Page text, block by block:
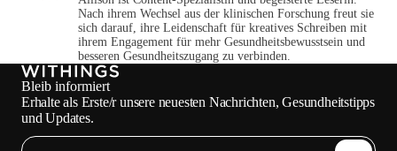
Nach ihrem Wechsel aus der klinischen Forschung freut sie
sich darauf, ihre Leidenschaft für kreatives Schreiben mit
ihrem Engagement für mehr Gesundheitsbewusstsein und
besseren Gesundheitszugang zu verbinden.
Bleib informiert
Erhalte als Erste/r unsere neuesten Nachrichten, Gesundheitstipps
und Updates.